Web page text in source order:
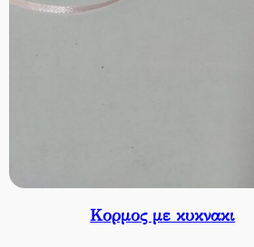
Κορμος με κυκνακι